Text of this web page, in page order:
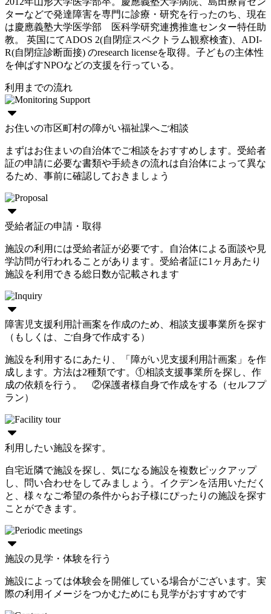
ターなどで発達障害を専門に診療・研究を行ったのち、現在
は慶應義塾大学医学部 医科学研究連携推進センター特任助
教。 英国にてADOS 2(自閉症スペクトラム観察検査)、ADI-
R(自閉症診断面接) のresearch licenseを取得。子どもの主体性
を伸ばすNPOなどの支援を行っている。
利用までの流れ
お住いの市区町村の障がい福祉課へご相談
まずはお住まいの自治体でご相談をおすすめします。受給者
証の申請に必要な書類や手続きの流れは自治体によって異な
るため、事前に確認しておきましょう
受給者証の申請・取得
施設の利用には受給者証が必要です。自治体による面談や見
学訪問が行われることがあります。受給者証に1ヶ月あたり
施設を利用できる総日数が記載されます
障害児支援利用計画案を作成のため、相談支援事業所を探す
（もしくは、ご自身で作成する）
施設を利用するにあたり、「障がい児支援利用計画案」を作
成します。方法は2種類です。①相談支援事業所を探し、作
成の依頼を行う。 ②保護者様自身で作成をする（セルフプ
ラン）
利用したい施設を探す。
自宅近隣で施設を探し、気になる施設を複数ピックアップ
し、問い合わせをしてみましょう。イクデンを活用いただく
と、様々なご希望の条件からお子様にぴったりの施設を探す
ことができます。
施設の見学・体験を行う
施設によっては体験会を開催している場合がございます。実
際の利用イメージをつかむためにも見学がおすすめです